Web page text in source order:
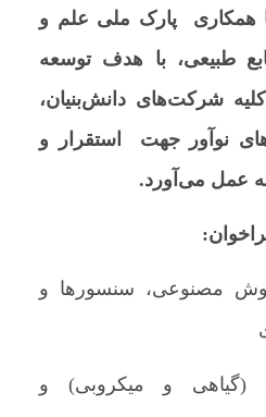
همکاری پارک ملی علم و
طبیعی، با هدف توسعه
شرکت‌های دانش‌بنیان،
نوآور جهت استقرار و
عمل می‌آورد.
مصنوعی، سنسورها و
و میکروبی) و